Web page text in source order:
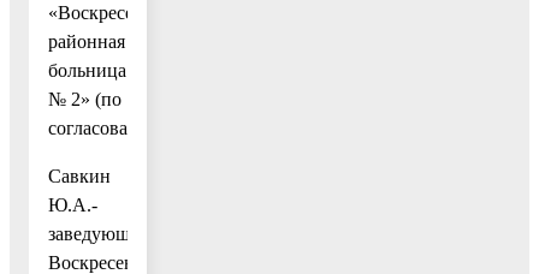
«Воскресенская
районная
больница
№ 2» (по
согласованию);
Савкин
Ю.А.-
заведующий
Воскресенской